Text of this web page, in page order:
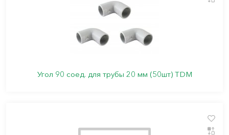
Угол 90 соед. для трубы 20 мм (50шт) TDM